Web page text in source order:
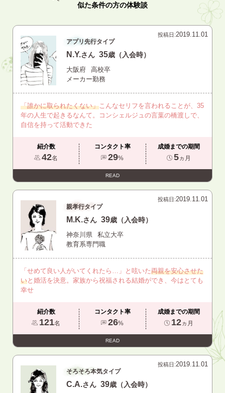
似た条件の方の体験談
投稿日:2019.11.01
アプリ先行タイプ
N.Y.さん 35歳（入会時）
大阪府
高校卒
メーカー勤務
「誰かに取られたくない」こんなセリフを言われることが、35
年の人生で起きるなんて。コンシェルジュの言葉の橋渡しで、
自信を持って活動できた
紹介数
42名
コンタクト率
29%
成婚までの期間
5ヵ月
READ
投稿日:2019.11.01
親孝行タイプ
M.K.さん 39歳（入会時）
神奈川県
私立大卒
教育系専門職
「せめて良い人がいてくれたら…」と呟いた両親を安心させた
いと婚活を決意。家族から祝福される結婚ができ、今はとても
幸せ
紹介数
121名
コンタクト率
26%
成婚までの期間
12ヵ月
READ
投稿日:2019.11.01
そろそろ本気タイプ
C.A.さん 39歳（入会時）